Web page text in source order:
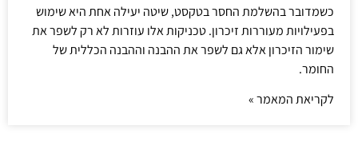
כשמדובר בהשלמת החסר בטקסט, שיטה יעילה אחת היא שימוש
בפעילויות מעוררות זיכרון. טכניקות אלו עוזרות לא רק לשפר את
שימור הזיכרון אלא גם לשפר את ההבנה וההבנה הכללית של
החומר.
לקריאת המאמר »